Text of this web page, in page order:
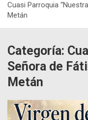
Cuasi Parroquia
Metán
Categoría:
Señora de
Metán
CATEDRAL BASÍLICA
JOSÉ DE METÁN
CUASI PARROQUIA
NAVIDAD 2025
PARROQUIA "NUESTRA
PARROQUIA